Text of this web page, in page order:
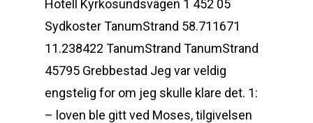
Hotell Kyrkosundsvägen 1 452 05
Sydkoster TanumStrand 58.711671
11.238422 TanumStrand TanumStrand
45795 Grebbestad Jeg var veldig
engstelig for om jeg skulle klare det. 1:
– loven ble gitt ved Moses, tilgivelsen